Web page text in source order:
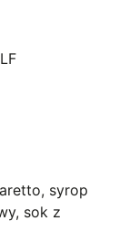
syrop
sok z